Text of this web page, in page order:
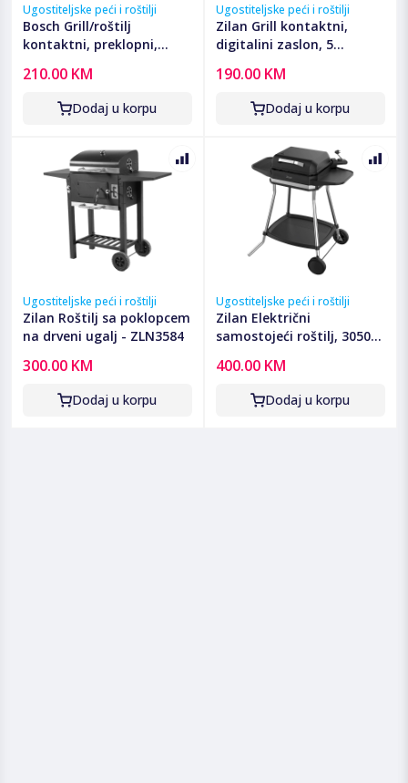
Ugostiteljske peći i roštilji
Bosch Grill/roštilj
kontaktni, preklopni,
210.00 KM
Dodaj u korpu
Ugostiteljske peći i roštilji
Zilan Grill kontaktni,
digitalini zaslon, 5
ZLN3942
190.00 KM
Dodaj u korpu
Ugostiteljske peći i roštilji
Zilan Roštilj sa poklopcem
na drveni ugalj - ZLN3584
300.00 KM
Dodaj u korpu
Ugostiteljske peći i roštilji
Zilan Električni
samostojeći roštilj, 3050W
400.00 KM
Dodaj u korpu